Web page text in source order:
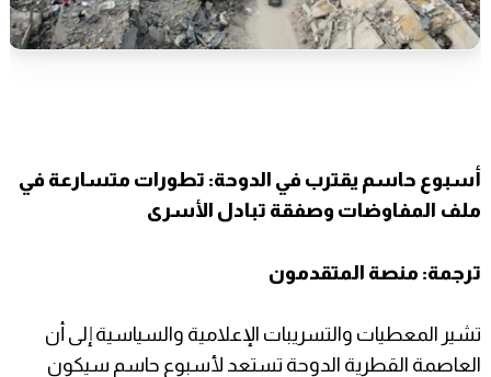
أسبوع حاسم يقترب في الدوحة: تطورات متسارعة في
ملف المفاوضات وصفقة تبادل الأسرى
ترجمة: منصة المتقدمون
تشير المعطيات والتسريبات الإعلامية والسياسية إلى أن
العاصمة القطرية الدوحة تستعد لأسبوع حاسم سيكون